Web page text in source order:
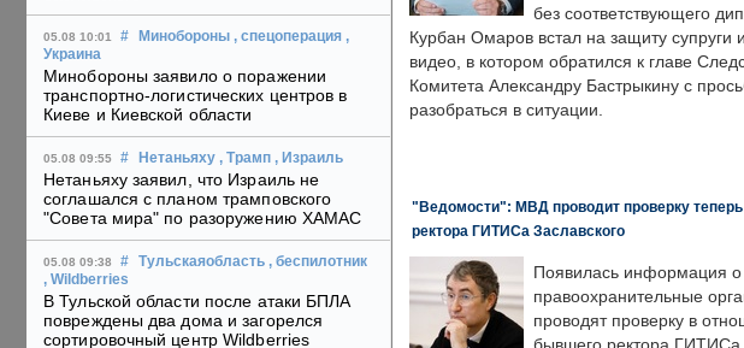
05.08 10:01 # Минобороны , спецоперация ,
Украина
Минобороны заявило о поражении
транспортно-логистических центров в
Киеве и Киевской области
05.08 09:55 # Нетаньяху , Трамп , Израиль
Нетаньяху заявил, что Израиль не
соглашался с планом трамповского
"Совета мира" по разоружению ХАМАС
05.08 09:38 # Тульскаяобласть , беспилотник
, Wildberries
В Тульской области после атаки БПЛА
повреждены два дома и загорелся
сортировочный центр Wildberries
без соответствующего
Курбан Омаров встал на защиту супруги
видео, в котором обратился к главе
Комитета Александру Бастрыкину с
разобраться в ситуации.
"Ведомости": МВД проводит проверку
ректора ГИТИСа Заславского
Появилась информация о
правоохранительные
проводят проверку в